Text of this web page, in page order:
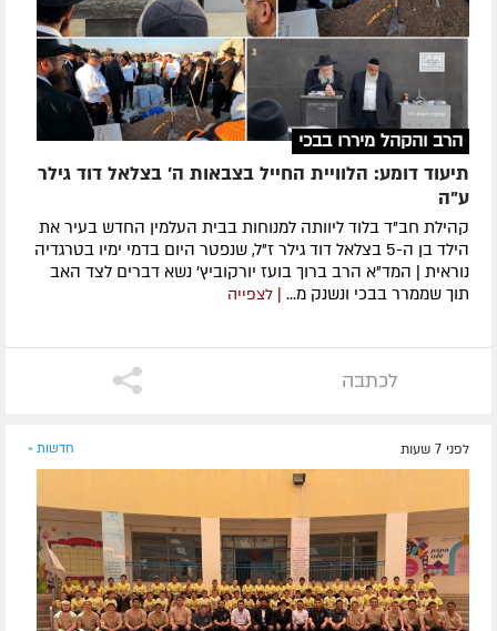
הרב והקהל מיררו בבכי
תיעוד דומע: הלוויית החייל בצבאות ה' בצלאל דוד גילר
ע"ה
קהילת חב"ד בלוד ליוותה למנוחות בבית העלמין החדש בעיר את
הילד בן ה-5 בצלאל דוד גילר ז"ל, שנפטר היום בדמי ימיו בטרגדיה
נוראית | המד"א הרב ברוך בועז יורקוביץ' נשא דברים לצד האב
תוך שממרר בבכי ונשנק מ... | לצפייה
לכתבה
לפני 7 שעות חדשות »